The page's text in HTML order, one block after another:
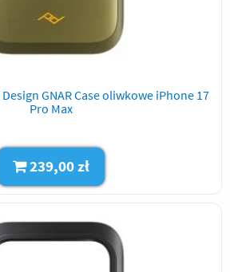
GNAR Case oliwkowe iPhone 17
Pro Max
239,00 zł